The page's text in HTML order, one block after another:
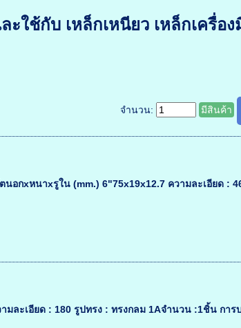
ใช้กับ เหล็กเหนียว เหล็กเครื่อ
จำนวน: มีสินค้า
อกxหนาxรูใน (mm.) 6"75x19x12.7 ความละเอียด :
ละเอียด : 180 รูปทรง : ทรงกลม 1Aจำนวน :1ชิ้น การ